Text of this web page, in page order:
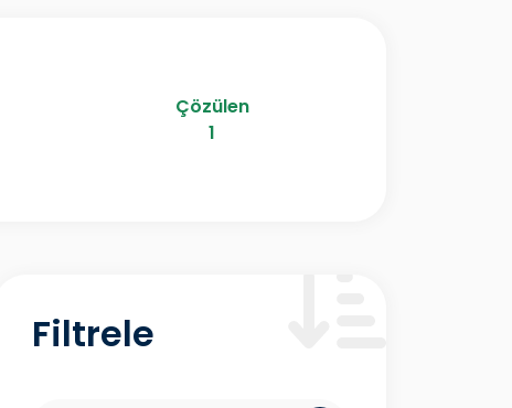
Çözülen
1
Filtrele